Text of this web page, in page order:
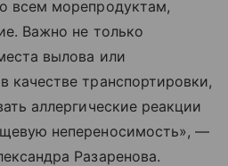
всем морепродуктам,
Важно не только
вылова или
транспортировки,
аллергические реакции
непереносимость», —
Разаренова.